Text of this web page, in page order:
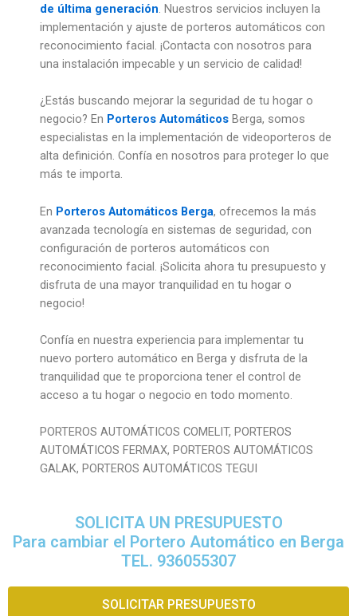
de última generación. Nuestros servicios incluyen la
implementación y ajuste de porteros automáticos con
reconocimiento facial. ¡Contacta con nosotros para
una instalación impecable y un servicio de calidad!
¿Estás buscando mejorar la seguridad de tu hogar o
negocio? En Porteros Automáticos Berga, somos
especialistas en la implementación de videoporteros de
alta definición. Confía en nosotros para proteger lo que
más te importa.
En Porteros Automáticos Berga, ofrecemos la más
avanzada tecnología en sistemas de seguridad, con
configuración de porteros automáticos con
reconocimiento facial. ¡Solicita ahora tu presupuesto y
disfruta de una mayor tranquilidad en tu hogar o
negocio!
Confía en nuestra experiencia para implementar tu
nuevo portero automático en Berga y disfruta de la
tranquilidad que te proporciona tener el control de
acceso a tu hogar o negocio en todo momento.
PORTEROS AUTOMÁTICOS COMELIT, PORTEROS
AUTOMÁTICOS FERMAX, PORTEROS AUTOMÁTICOS
GALAK, PORTEROS AUTOMÁTICOS TEGUI
SOLICITA UN PRESUPUESTO
Para cambiar el Portero Automático en Berga
TEL. 936055307
SOLICITAR PRESUPUESTO